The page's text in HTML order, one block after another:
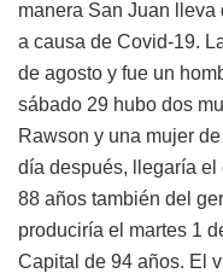
manera San Juan
a causa de Covid-19.
de agosto y fue un
sábado 29 hubo dos
Rawson y una mujer
día después, llegaría el
88 años también del
produciría el martes 1
Capital de 94 años. El